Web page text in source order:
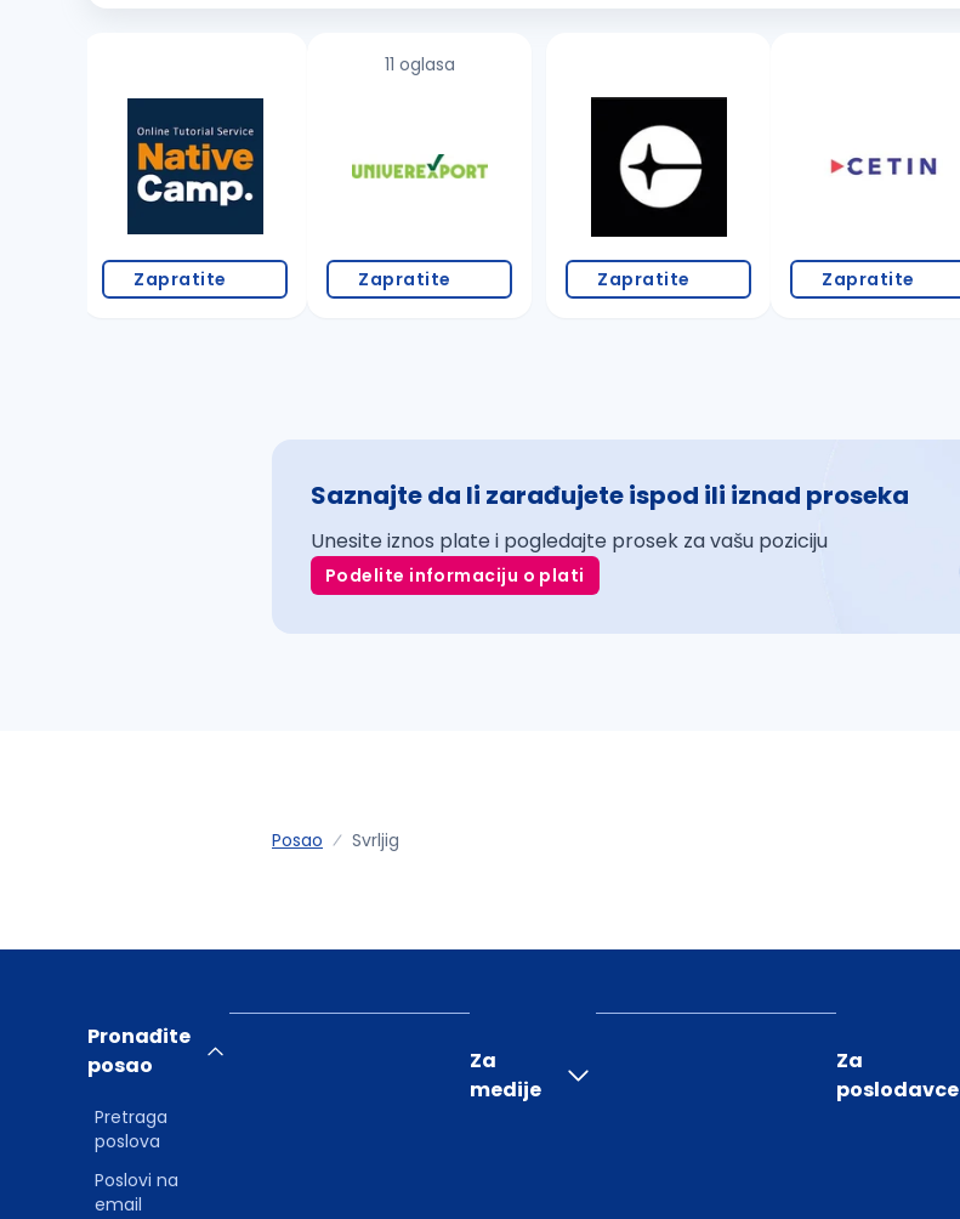
Zapratite
11 oglasa
Zapratite Zapratite Zapratite
Saznajte da li zarađujete ispod ili iznad proseka
Unesite iznos plate i pogledajte prosek za vašu poziciju
Podelite informaciju o plati
Posao Svrljig
Pronađite
posao
Pretraga
poslova
Poslovi na
email
Za
medije
Za
poslodavce